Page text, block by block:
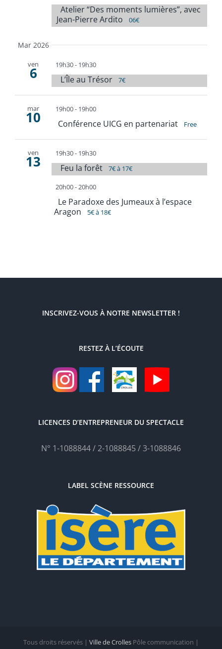
Atelier “Des moments lumières”, avec
Jean-Pierre Ardito
06€
Mar 2026
ven
6 19h30- 19h30
L’Île au Trésor 7€
mar
10 19h00- 19h00
Conférence UICG en partenariat Free
ven
13 19h30- 19h30
Feu la forêt 7€ à 17€
20h00-20h00
Le Paradoxe des Jumeaux à l’espace
Aragon
5€ à 18€
INSCRIVEZ-VOUS À NOTRE NEWSLETTER !
RESTEZ À L’ÉCOUTE
LICENCES D’ENTREPRENEUR DU SPECTACLE
N° 1-1088844 / 2-1088845 / 3-1088846
LABEL SCÈNE RESSOURCE
Tous droits réservés | Ville de Crolles Pôle communication |